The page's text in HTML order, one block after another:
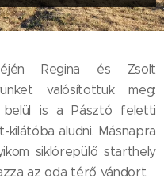
Regina és Zsolt
valósítottuk meg:
belül is a Pásztó feletti
kilátóba aludni. Másnapra
siklórepülő starthely
az oda térő vándort.